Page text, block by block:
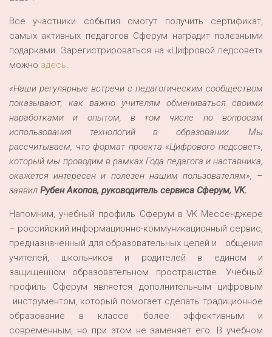
Все участники события смогут получить сертификат,
самых активных педагогов Сферум наградит полезными
подарками. Зарегистрироваться на «Цифровой педсовет»
можно здесь.
«Наши регулярные встречи с педагогическим сообществом
показывают, как важно учителям обмениваться своими
наработками и опытом, в том числе по вопросам
использования технологий в образовании. Мы
рассчитываем, что формат проекта «Цифрового педсовет»,
который мы проводим в рамках Года педагога и наставника,
окажется интересен и полезен нашим пользователям», –
заявил Рубен Акопов, руководитель сервиса Сферум, VK.
Напомним, учебный профиль Сферум в VK Мессенджере
– российский информационно-коммуникационный сервис,
предназначенный для образовательных целей и общения
учителей, школьников и родителей в едином и
защищенном образовательном пространстве. Учебный
профиль Сферум является дополнительным цифровым
инструментом, который помогает сделать традиционное
образование в классе более эффективным и
современным, но при этом не заменяет его. В учебном